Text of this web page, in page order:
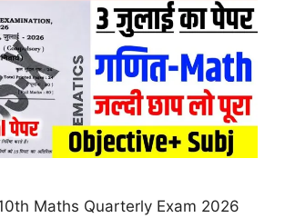
Maths Quarterly Exam 2026